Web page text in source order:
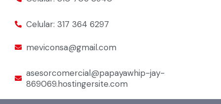
Celular: 317 364 6297
meviconsa@gmail.com
asesorcomercial@papayawhip-jay-
869069.hostingersite.com